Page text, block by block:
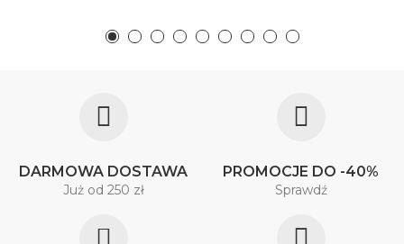
DARMOWA DOSTAWA
Już od 250 zł
PROMOCJE DO -40%
Sprawdź